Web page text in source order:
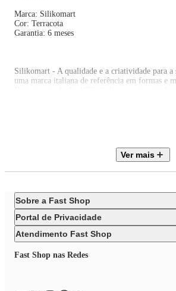
Marca: Silikomart
Cor: Terracota
Garantia: 6 meses
Silikomart - A qualidade e a criatividade para
uma marca italiana de referência em formas e
de design aprimorado e são reconhecidos por
Itens inclusos:
01 Forma 7 Moldes Marsigliese Doce
Ver mais
Sobre a Fast Shop
Portal de Privacidade
Atendimento Fast Shop
Fast Shop nas Redes